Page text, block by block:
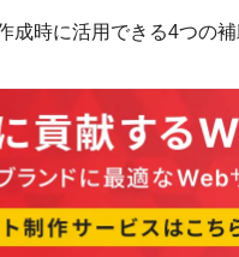
成時に活用できる4つの